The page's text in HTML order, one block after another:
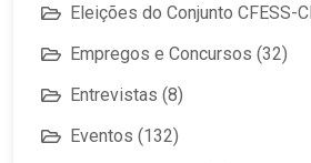
Eleições do Conjunto CFESS-
Empregos e Concursos (32)
Entrevistas (8)
Eventos (132)